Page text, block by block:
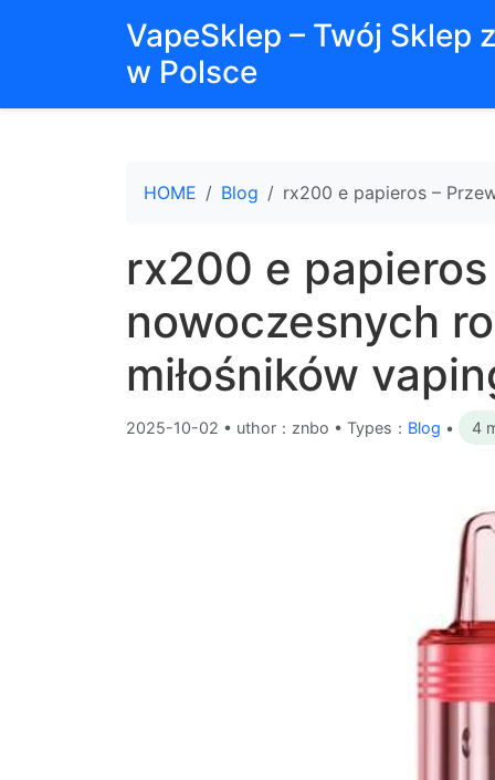
VapeSklep – Twój Sklep
w Polsce
HOME Blog rx200 e papieros –
rx200 e
nowoczesnych
miłośników
2025-10-02 • uthor：znbo • Types： Blog • 4